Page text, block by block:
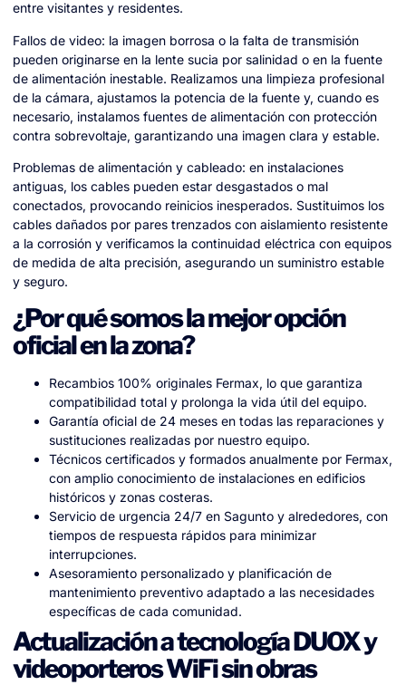
entre visitantes y residentes.
Fallos de video: la imagen borrosa o la falta de transmisión
pueden originarse en la lente sucia por salinidad o en la fuente
de alimentación inestable. Realizamos una limpieza profesional
de la cámara, ajustamos la potencia de la fuente y, cuando es
necesario, instalamos fuentes de alimentación con protección
contra sobrevoltaje, garantizando una imagen clara y estable.
Problemas de alimentación y cableado: en instalaciones
antiguas, los cables pueden estar desgastados o mal
conectados, provocando reinicios inesperados. Sustituimos los
cables dañados por pares trenzados con aislamiento resistente
a la corrosión y verificamos la continuidad eléctrica con equipos
de medida de alta precisión, asegurando un suministro estable
y seguro.
¿Por qué somos la mejor opción
oficial en la zona?
Recambios 100% originales Fermax, lo que garantiza
compatibilidad total y prolonga la vida útil del equipo.
Garantía oficial de 24 meses en todas las reparaciones y
sustituciones realizadas por nuestro equipo.
Técnicos certificados y formados anualmente por Fermax,
con amplio conocimiento de instalaciones en edificios
históricos y zonas costeras.
Servicio de urgencia 24/7 en Sagunto y alrededores, con
tiempos de respuesta rápidos para minimizar
interrupciones.
Asesoramiento personalizado y planificación de
mantenimiento preventivo adaptado a las necesidades
específicas de cada comunidad.
Actualización a tecnología DUOX y
videoporteros WiFi sin obras